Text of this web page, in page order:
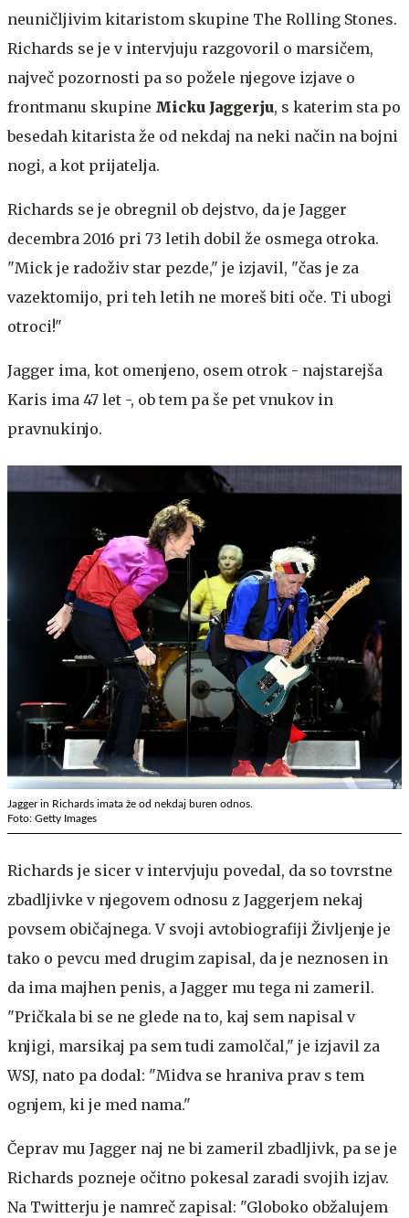
neuničljivim kitaristom skupine The Rolling Stones.
Richards se je v intervjuju razgovoril o marsičem,
največ pozornosti pa so požele njegove izjave o
frontmanu skupine Micku Jaggerju, s katerim sta po
besedah kitarista že od nekdaj na neki način na bojni
nogi, a kot prijatelja.
Richards se je obregnil ob dejstvo, da je Jagger
decembra 2016 pri 73 letih dobil že osmega otroka.
"Mick je radoživ star pezde," je izjavil, "čas je za
vazektomijo, pri teh letih ne moreš biti oče. Ti ubogi
otroci!"
Jagger ima, kot omenjeno, osem otrok - najstarejša
Karis ima 47 let -, ob tem pa še pet vnukov in
pravnukinjo.
Jagger in Richards imata že od nekdaj buren odnos.
Foto: Getty Images
Richards je sicer v intervjuju povedal, da so tovrstne
zbadljivke v njegovem odnosu z Jaggerjem nekaj
povsem običajnega. V svoji avtobiografiji Življenje je
tako o pevcu med drugim zapisal, da je neznosen in
da ima majhen penis, a Jagger mu tega ni zameril.
"Pričkala bi se ne glede na to, kaj sem napisal v
knjigi, marsikaj pa sem tudi zamolčal," je izjavil za
WSJ, nato pa dodal: "Midva se hraniva prav s tem
ognjem, ki je med nama."
Čeprav mu Jagger naj ne bi zameril zbadljivk, pa se je
Richards pozneje očitno pokesal zaradi svojih izjav.
Na Twitterju je namreč zapisal: "Globoko obžalujem